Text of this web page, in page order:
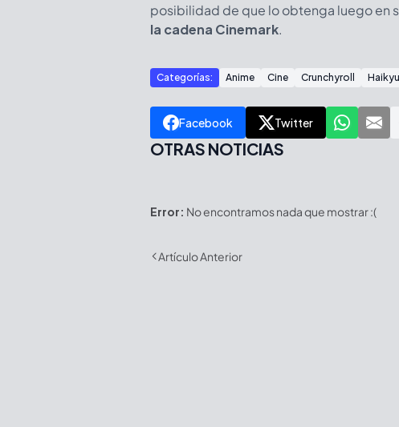
posibilidad de que lo obtenga luego en
la cadena Cinemark.
Categorías: Anime Cine Crunchyroll
Facebook Twitter
OTRAS NOTICIAS
Error: No encontramos nada que mostrar :(
Artículo Anterior